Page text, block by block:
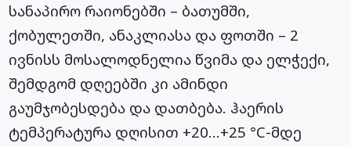
სანაპირო რაიონებში – ბათუმში,
ქობულეთში, ანაკლიასა და ფოთში – 2
ივნისს მოსალოდნელია წვიმა და ელჭექი,
შემდგომ დღეებში კი ამინდი
გაუმჯობესდება და დათბება. ჰაერის
ტემპერატურა დღისით +20…+25 °C-მდე